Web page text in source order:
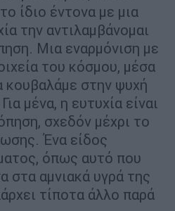
ίδιο έντονα με μια
την αντιλαμβάνομαι
Μια εναρμόνιση με
του κόσμου, μέσα
στην ψυχή
μένα, η ευτυχία είναι
σχεδόν μέχρι το
Ένα είδος
όπως αυτό που
στα αμνιακά υγρά της
τίποτα άλλο παρά